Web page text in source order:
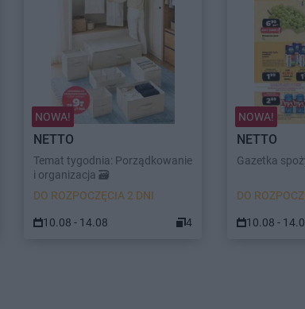
NOWA!
NETTO
Temat tygodnia: Porządkowanie
i organizacja 🗃️
DO ROZPOCZĘCIA 2 DNI
10.08 - 14.08 4
NOWA!
NETTO
Gazetka
DO
10.08 -